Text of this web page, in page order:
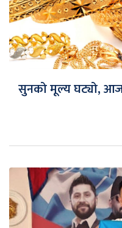
सुनको मूल्य घट्यो, आज